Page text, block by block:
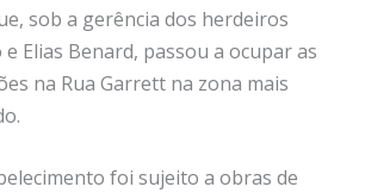
sob a gerência dos herdeiros
Elias Benard, passou a ocupar as
na Rua Garrett na zona mais
foi sujeito a obras de